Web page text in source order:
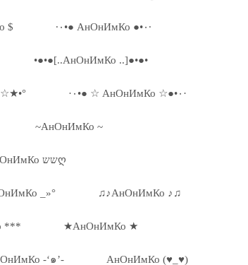
$ ·٠•● АнОнИмКо ●•٠·
•●•●[..АнОнИмКо ..]●•●•
·٠•● ☆ АнОнИмКо ☆●•٠·
~АнОнИмКо ~
ღשש АнОнИмКо ששღ
_»° ♫♪АнОнИмКо ♪♫
*** ★АнОнИмКо ★
-‘๑’- АнОнИмКо (♥_♥)